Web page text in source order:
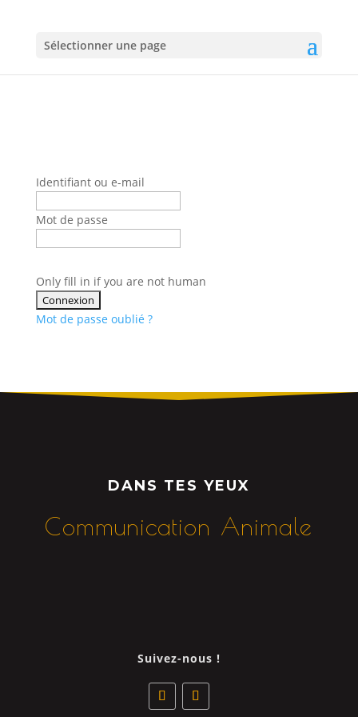
Sélectionner une page
Identifiant ou e-mail
Mot de passe
Only fill in if you are not human
Mot de passe oublié ?
DANS TES YEUX
Communication Animale
Suivez-nous !